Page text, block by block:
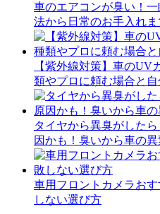
車のエアコンが臭い！
法から日常のお手入れま
【紫外線対策】車のUV
類やプロに頼む場合と
タイヤから異臭がした
因かも！臭いから車の
車用フロントカメラお
しない選び方